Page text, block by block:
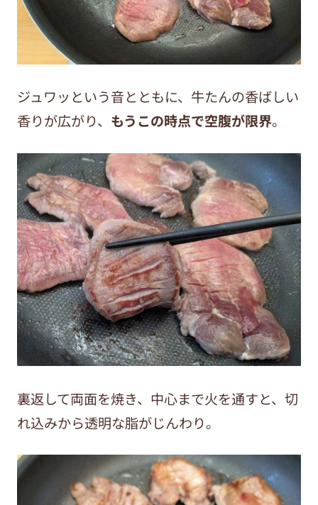
ジュワッという音とともに、牛たんの香ばしい
香りが広がり、 もうこの時点で空腹が限界。
裏返して両面を焼き、中心まで火を通すと、切
れ込みから透明な脂がじんわり。